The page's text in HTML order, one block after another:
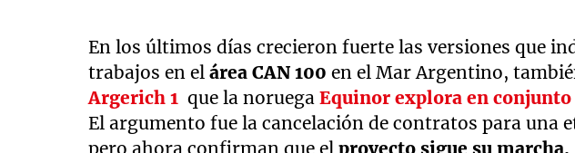
En los últimos días crecieron fuerte las versiones que
trabajos en elárea CAN 100 en el Mar Argentino,
Argerich 1 que la noruegaEquinor explora en conjunto
El argumento fue la cancelación de contratos para una
pero ahora confirman que elproyecto sigue su marcha.